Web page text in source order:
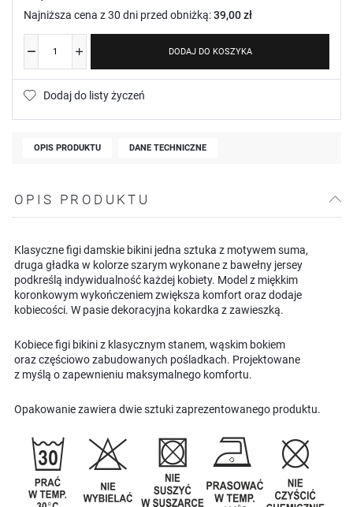
Najniższa cena z 30 dni przed obniżką:39,00 zł
DODAJ DO KOSZYKA
Dodaj do listy życzeń
OPIS PRODUKTU DANE TECHNICZNE
OPIS PRODUKTU
Klasyczne figi damskie bikini jedna sztuka z motywem suma,
druga gładka w kolorze szarym wykonane z bawełny jersey
podkreślą indywidualność każdej kobiety. Model z miękkim
koronkowym wykończeniem zwiększa komfort oraz dodaje
kobiecości. W pasie dekoracyjna kokardka z zawieszką.
Kobiece figi bikini z klasycznym stanem, wąskim bokiem
oraz częściowo zabudowanych pośladkach. Projektowane
z myślą o zapewnieniu maksymalnego komfortu.
Opakowanie zawiera dwie sztuki zaprezentowanego produktu.